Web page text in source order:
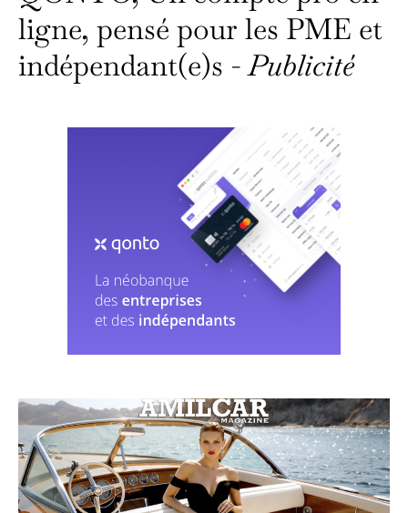
ligne, pensé pour les PME et
indépendant(e)s -Publicité